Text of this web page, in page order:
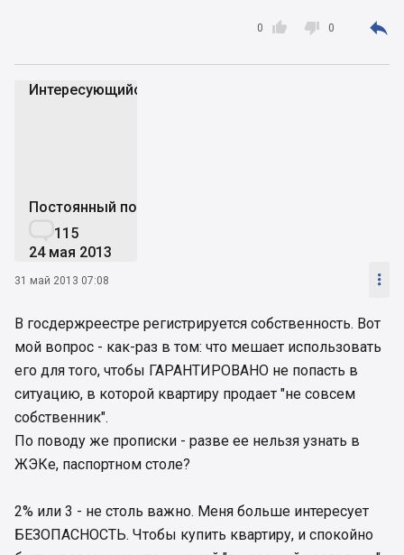

0  0 
Интересующийся_
Постоянный пользователь
115
24 мая 2013
31 май 2013 07:08 
В госдержреестре регистрируется собственность. Вот
мой вопрос - как-раз в том: что мешает использовать
его для того, чтобы ГАРАНТИРОВАНО не попасть в
ситуацию, в которой квартиру продает "не совсем
собственник".
По поводу же прописки - разве ее нельзя узнать в
ЖЭКе, паспортном столе?
2% или 3 - не столь важно. Меня больше интересует
БЕЗОПАСНОСТЬ. Чтобы купить квартиру, и спокойно